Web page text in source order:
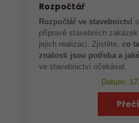
Rozpočtář
Rozpočtář ve stavebnictví
přípravě stavebních
jejich realizaci. Zjistěte,co
znalosti jsou potřeba a
ve stavebnictví očekávat.
Datum: